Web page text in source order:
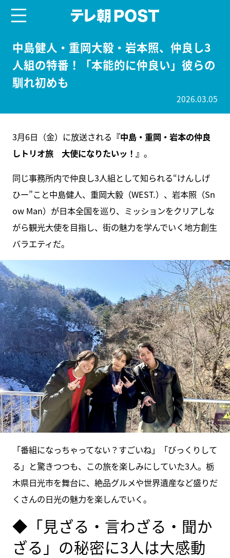
中島健人・重岡大毅・岩本照、仲良し3
人組の特番！「本能的に仲良い」彼らの
馴れ初めも
2026.03.05
3月6日（金）に放送される 『中島・重岡・岩本の仲良
しトリオ旅 大使になりたいッ！』 。
同じ事務所内で仲良し3人組として知られる“けんしげ
ひー”こと中島健人、重岡大毅（WEST.）、岩本照（Sn
ow Man）が日本全国を巡り、ミッションをクリアしな
がら観光大使を目指し、街の魅力を学んでいく地方創生
バラエティだ。
「番組になっちゃってない？すごいね」「びっくりして
る」と驚きつつも、この旅を楽しみにしていた3人。栃
木県日光市を舞台に、絶品グルメや世界遺産など盛りだ
くさんの日光の魅力を楽しんでいく。
◆「見ざる・言わざる・聞か
ざる」の秘密に3人は大感動